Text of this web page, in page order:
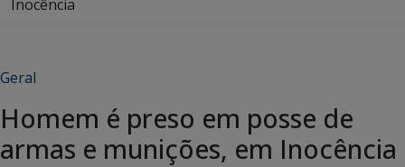
Inocência
Geral
Homem é preso em posse de
armas e munições, em Inocência